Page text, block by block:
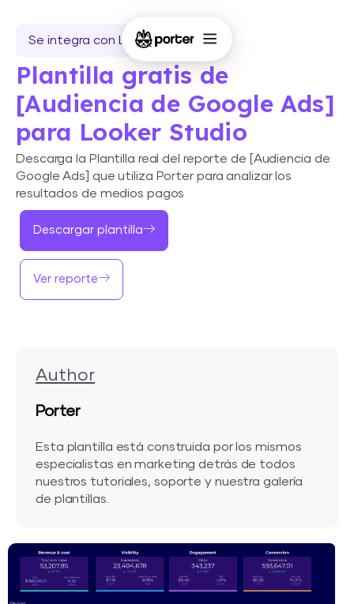
Se integra con Looker Studio
Plantilla gratis de
[Audiencia de Google Ads]
para Looker Studio
Descarga la Plantilla real del reporte de [Audiencia de
Google Ads] que utiliza Porter para analizar los
resultados de medios pagos
Descargar plantilla
Ver reporte
Author
Porter
Esta plantilla está construida por los mismos
especialistas en marketing detrás de todos
nuestros tutoriales, soporte y nuestra galería
de plantillas.